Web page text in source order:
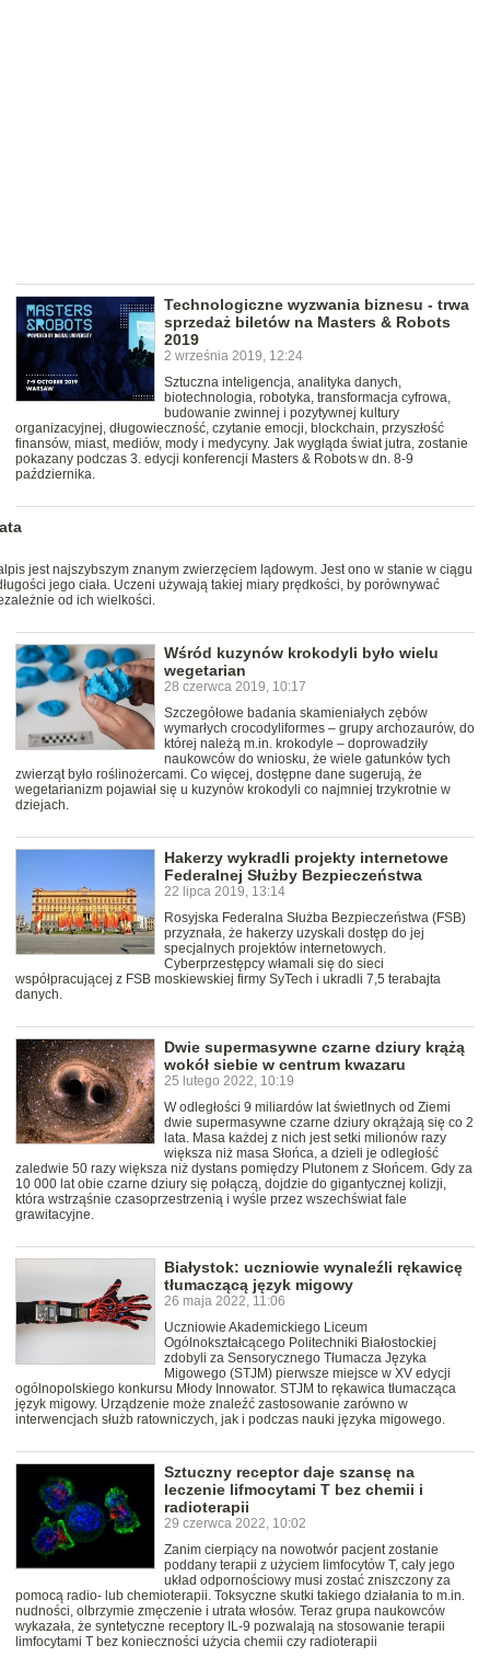
Technologiczne wyzwania biznesu - trwa
sprzedaż biletów na Masters & Robots
2019
2 września 2019, 12:24
Sztuczna inteligencja, analityka danych,
biotechnologia, robotyka, transformacja cyfrowa,
budowanie zwinnej i pozytywnej kultury
organizacyjnej, długowieczność, czytanie emocji, blockchain, przyszłość
finansów, miast, mediów, mody i medycyny. Jak wygląda świat jutra, zostanie
pokazany podczas 3. edycji konferencji Masters & Robots w dn. 8-9
października.
jest najszybszym znanym zwierzęciem lądowym. Jest ono w stanie w ciągu
jego ciała. Uczeni używają takiej miary prędkości, by porównywać
od ich wielkości.
Wśród kuzynów krokodyli było wielu
wegetarian
28 czerwca 2019, 10:17
Szczegółowe badania skamieniałych zębów
wymarłych crocodyliformes – grupy archozaurów, do
której należą m.in. krokodyle – doprowadziły
naukowców do wniosku, że wiele gatunków tych
zwierząt było roślinożercami. Co więcej, dostępne dane sugerują, że
wegetarianizm pojawiał się u kuzynów krokodyli co najmniej trzykrotnie w
dziejach.
Hakerzy wykradli projekty internetowe
Federalnej Służby Bezpieczeństwa
22 lipca 2019, 13:14
Rosyjska Federalna Służba Bezpieczeństwa (FSB)
przyznała, że hakerzy uzyskali dostęp do jej
specjalnych projektów internetowych.
Cyberprzestępcy włamali się do sieci
współpracującej z FSB moskiewskiej firmy SyTech i ukradli 7,5 terabajta
danych.
Dwie supermasywne czarne dziury krążą
wokół siebie w centrum kwazaru
25 lutego 2022, 10:19
W odległości 9 miliardów lat świetlnych od Ziemi
dwie supermasywne czarne dziury okrążają się co 2
lata. Masa każdej z nich jest setki milionów razy
większa niż masa Słońca, a dzieli je odległość
zaledwie 50 razy większa niż dystans pomiędzy Plutonem z Słońcem. Gdy za
10 000 lat obie czarne dziury się połączą, dojdzie do gigantycznej kolizji,
która wstrząśnie czasoprzestrzenią i wyśle przez wszechświat fale
grawitacyjne.
Białystok: uczniowie wynaleźli rękawicę
tłumaczącą język migowy
26 maja 2022, 11:06
Uczniowie Akademickiego Liceum
Ogólnokształcącego Politechniki Białostockiej
zdobyli za Sensorycznego Tłumacza Języka
Migowego (STJM) pierwsze miejsce w XV edycji
ogólnopolskiego konkursu Młody Innowator. STJM to rękawica tłumacząca
język migowy. Urządzenie może znaleźć zastosowanie zarówno w
interwencjach służb ratowniczych, jak i podczas nauki języka migowego.
Sztuczny receptor daje szansę na
leczenie lifmocytami T bez chemii i
radioterapii
29 czerwca 2022, 10:02
Zanim cierpiący na nowotwór pacjent zostanie
poddany terapii z użyciem limfocytów T, cały jego
układ odpornościowy musi zostać zniszczony za
pomocą radio- lub chemioterapii. Toksyczne skutki takiego działania to m.in.
nudności, olbrzymie zmęczenie i utrata włosów. Teraz grupa naukowców
wykazała, że syntetyczne receptory IL-9 pozwalają na stosowanie terapii
limfocytami T bez konieczności użycia chemii czy radioterapii